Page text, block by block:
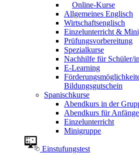
Online-Kurse
Allgemeines Englisch
Wirtschaftsenglisch
Einzelunterricht &
Prüfungsvorbereitung
Spezialkurse
Nachhilfe für Schüler/
E-Learning
Bildungsgutschein
Spanischkurse
Abendkurs in der
Abendkurs für
Einzelunterricht
Minigruppe
Einstufungstest